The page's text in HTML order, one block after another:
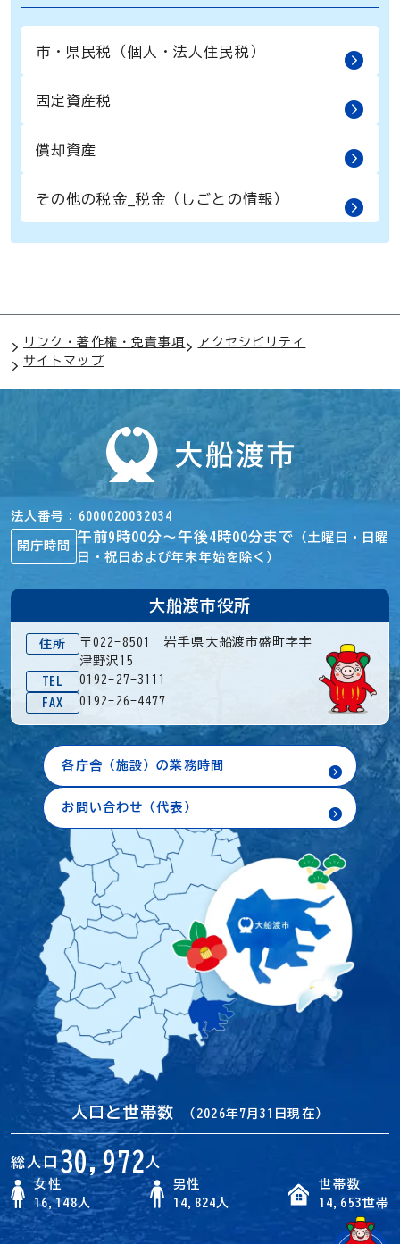
市・県民税（個人・法人住民税）
固定資産税
償却資産
その他の税金_税金（しごとの情報）
リンク・著作権・免責事項
アクセシビリティ
サイトマップ
法人番号 6000020032034
開庁時間
午前9時00分～午後4時00分まで
（土曜日・日曜
日・祝日および年末年始を除く）
大船渡市役所
住所
〒022-8501 岩手県大船渡市盛町字宇
津野沢15
TEL
0192-27-3111
FAX
0192-26-4477
各庁舎（施設）の業務時間
お問い合わせ（代表）
人口と世帯数 （2026年7月31日現在）
総人口30,972人
女性
16,148人
男性
14,824人
世帯数
14,653世帯